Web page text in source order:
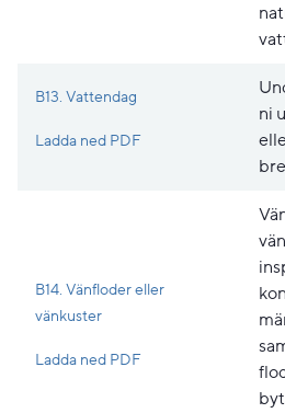
B13. Vattendag
Ladda ned PDFPdf, 258.4 kB,
ni
B14. Vänfloder eller
vänkuster
Ladda ned PDFPdf, 189.2 kB,